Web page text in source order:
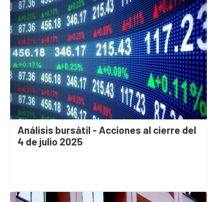
Análisis bursátil - Acciones al cierre del
4 de julio 2025